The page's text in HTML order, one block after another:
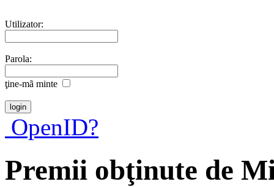
Utilizator:
Parola:
ţine-mã minte
OpenID?
Premii obţinute de